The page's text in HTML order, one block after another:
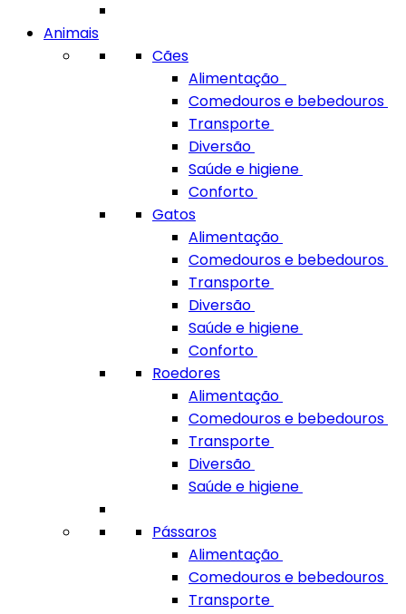
Animais
Cães
Alimentação
Comedouros e bebedouros
Transporte
Diversão
Saúde e higiene
Conforto
Gatos
Alimentação
Comedouros e bebedouros
Transporte
Diversão
Saúde e higiene
Conforto
Roedores
Alimentação
Comedouros e bebedouros
Transporte
Diversão
Saúde e higiene
Pássaros
Alimentação
Comedouros e bebedouros
Transporte